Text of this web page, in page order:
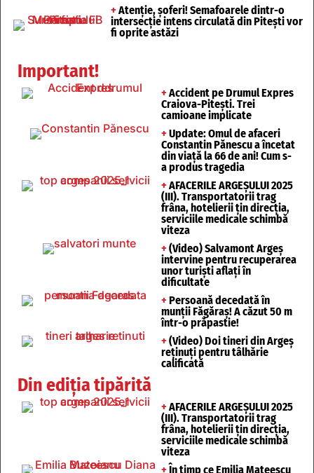
+ Atenție, șoferi! Semafoarele dintr-o
intersecție intens circulată din Pitești vor
fi oprite astăzi
Important!
+ Accident pe Drumul Expres
Craiova-Pitești. Trei
camioane implicate
+ Update: Omul de afaceri
Constantin Pănescu a încetat
din viață la 66 de ani! Cum s-
a produs tragedia
+ AFACERILE ARGEȘULUI 2025
(III). Transportatorii trag
frâna, hotelierii țin direcția,
serviciile medicale schimbă
viteza
+ (Video) Salvamont Argeș
intervine pentru recuperarea
unor turişti aflaţi în
dificultate
+ Persoană decedată în
munții Făgăraș! A căzut 50 m
într-o prăpastie!
+ (Video) Doi tineri din Argeș
reținuți pentru tâlhărie
calificată
Din ediția tipărită
+ AFACERILE ARGEȘULUI 2025
(III). Transportatorii trag
frâna, hotelierii țin direcția,
serviciile medicale schimbă
viteza
+ În timp ce Emilia Mateescu